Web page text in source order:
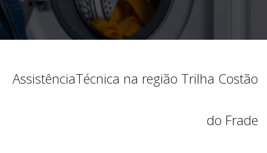
AssistênciaTécnica na região Trilha Costão
do Frade